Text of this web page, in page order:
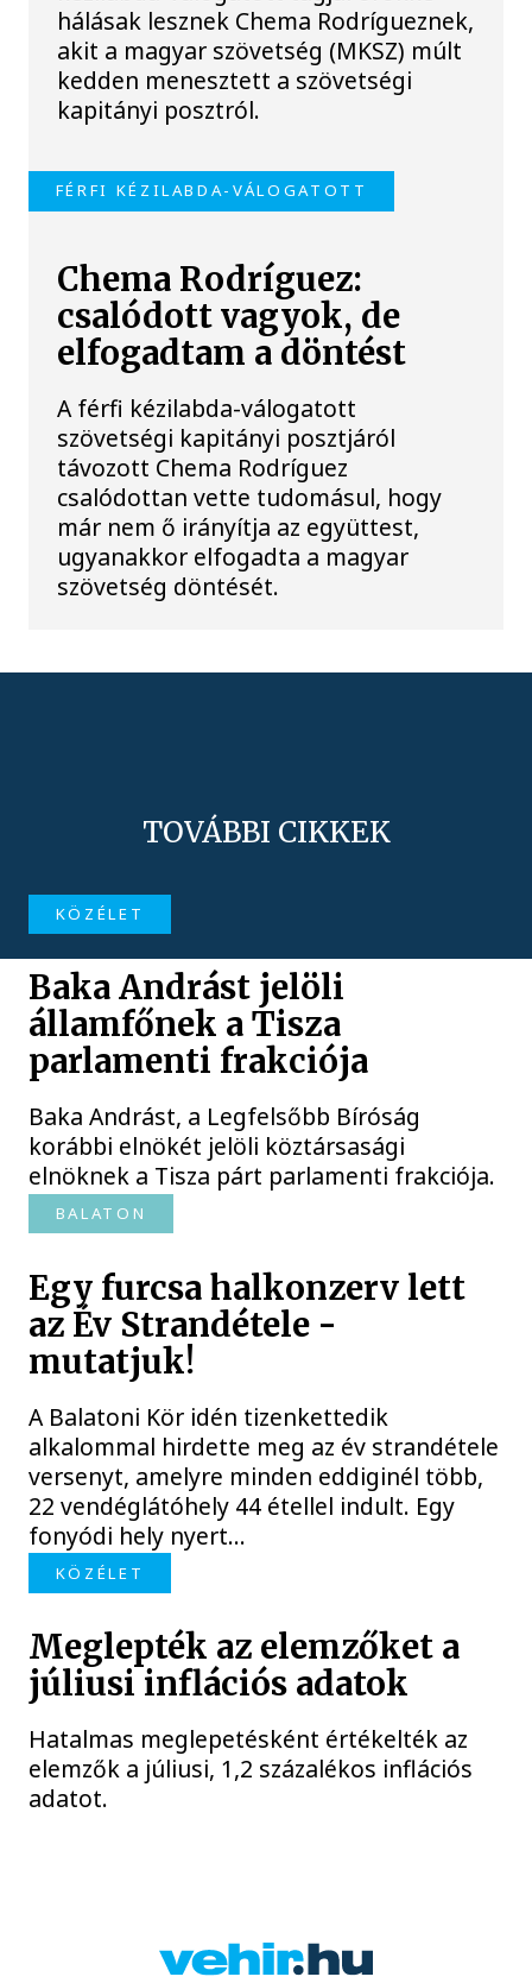
hálásak lesznek Chema Rodrígueznek,
akit a magyar szövetség (MKSZ) múlt
kedden menesztett a szövetségi
kapitányi posztról.
FÉRFI KÉZILABDA-VÁLOGATOTT
Chema Rodríguez:
csalódott vagyok, de
elfogadtam a döntést
A férfi kézilabda-válogatott
szövetségi kapitányi posztjáról
távozott Chema Rodríguez
csalódottan vette tudomásul, hogy
már nem ő irányítja az együttest,
ugyanakkor elfogadta a magyar
szövetség döntését.
TOVÁBBI CIKKEK
KÖZÉLET
Baka Andrást jelöli
államfőnek a Tisza
parlamenti frakciója
Baka Andrást, a Legfelsőbb Bíróság
korábbi elnökét jelöli köztársasági
elnöknek a Tisza párt parlamenti frakciója.
BALATON
Egy furcsa halkonzerv lett
az Év Strandétele -
mutatjuk!
A Balatoni Kör idén tizenkettedik
alkalommal hirdette meg az év strandétele
versenyt, amelyre minden eddiginél több,
22 vendéglátóhely 44 étellel indult. Egy
fonyódi hely nyert...
KÖZÉLET
Meglepték az elemzőket a
júliusi inflációs adatok
Hatalmas meglepetésként értékelték az
elemzők a júliusi, 1,2 százalékos inflációs
adatot.